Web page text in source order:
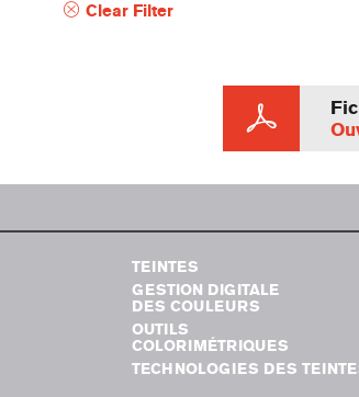
Clear Filter
TEINTES
GESTION DIGITALE
DES COULEURS
OUTILS
COLORIMÉTRIQUES
TECHNOLOGIES DES